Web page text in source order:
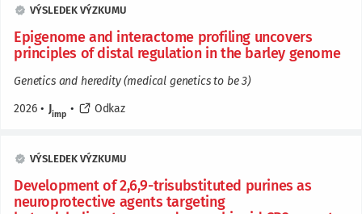
VÝSLEDEK VÝZKUMU
Epigenome and interactome profiling uncovers
principles of distal regulation in the barley genome
Genetics and heredity (medical genetics to be 3)
2026 • Jimp • Odkaz
VÝSLEDEK VÝZKUMU
Development of 2,6,9-trisubstituted purines as
neuroprotective agents targeting